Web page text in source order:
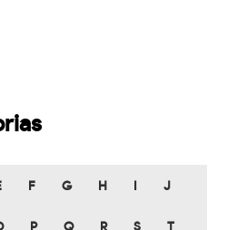
F G H J
P Q R S T